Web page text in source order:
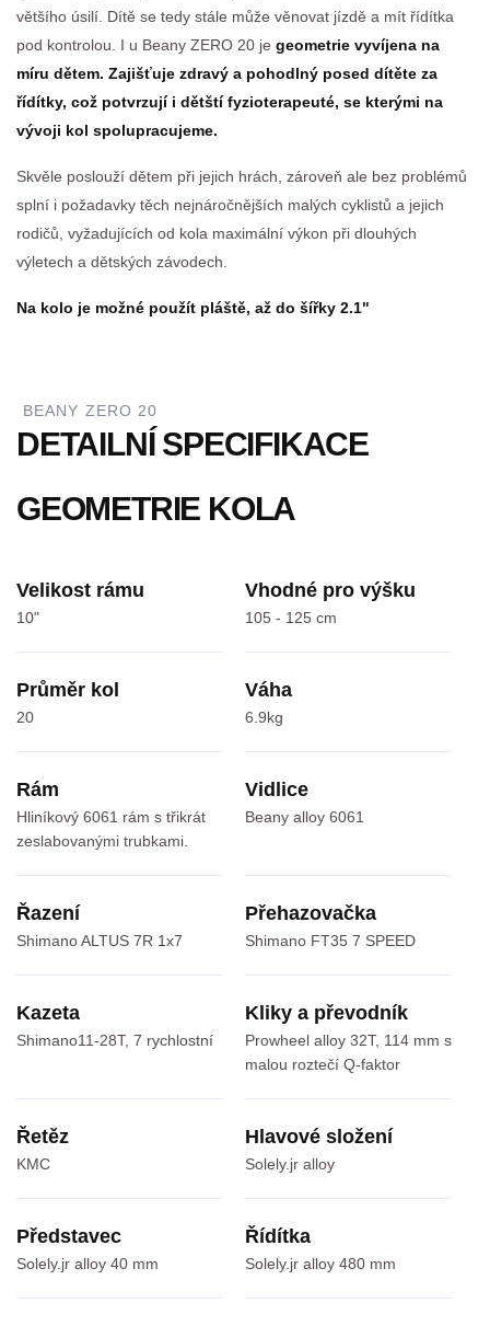
většího úsilí. Dítě se tedy stále může věnovat jízdě a mít řídítka
pod kontrolou. I u Beany ZERO 20 je geometrie vyvíjena na
míru dětem. Zajišťuje zdravý a pohodlný posed dítěte za
řídítky, což potvrzují i dětští fyzioterapeuté, se kterými na
vývoji kol spolupracujeme.
Skvěle poslouží dětem při jejich hrách, zároveň ale bez problémů
splní i požadavky těch nejnáročnějších malých cyklistů a jejich
rodičů, vyžadujících od kola maximální výkon při dlouhých
výletech a dětských závodech.
Na kolo je možné použít pláště, až do šířky 2.1"
BEANY ZERO 20
DETAILNÍ SPECIFIKACE
Velikost rámu
10"
Vhodné pro výšku
105 - 125 cm
Průměr kol
20
Váha
6.9kg
Rám
Hliníkový 6061 rám s třikrát
zeslabovanými trubkami.
Vidlice
Beany alloy 6061
Řazení
Shimano ALTUS 7R 1x7
Přehazovačka
Shimano FT35 7 SPEED
Kazeta
Shimano11-28T, 7 rychlostní
Kliky a převodník
Prowheel alloy 32T, 114 mm s
malou roztečí Q-faktor
Řetěz
KMC
Hlavové složení
Solely.jr alloy
Představec
Solely.jr alloy 40 mm
Řídítka
Solely.jr alloy 480 mm
GEOMETRIE KOLA